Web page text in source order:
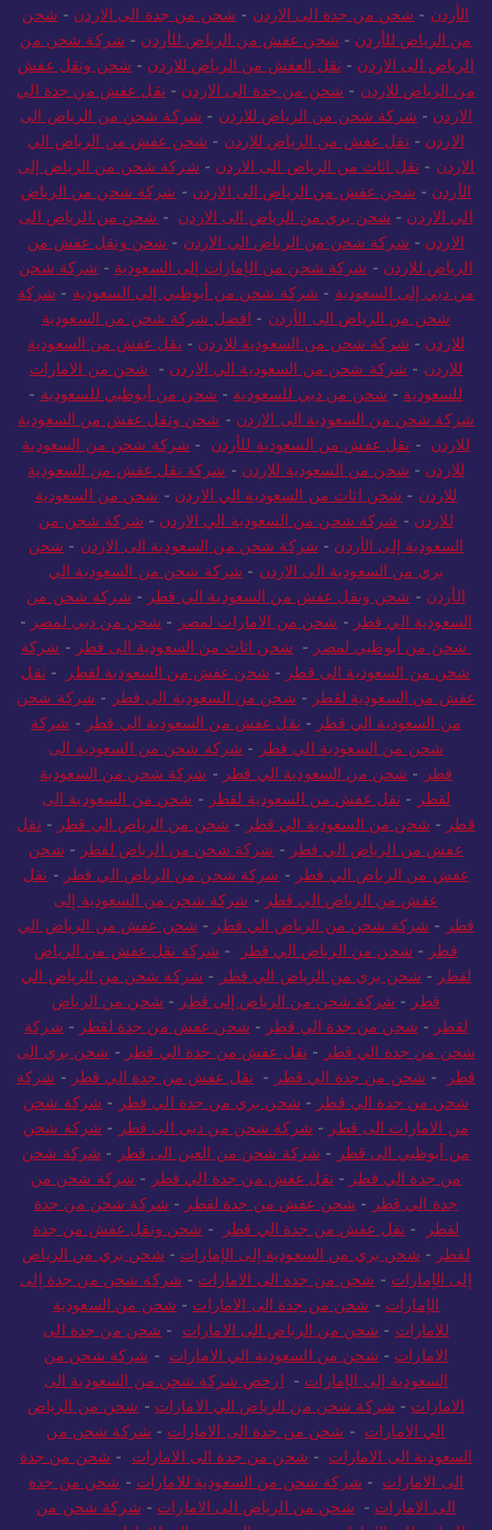
الأردن - شحن من جدة الى الاردن - شحن من جدة الى الاردن - شحن
من الرياض للأردن - شحن عفش من الرياض للأردن - شركة شحن من
الرياض الى الاردن - نقل العفش من الرياض للاردن - شحن ونقل عفش
من الرياض للاردن - شحن من جدة الى الاردن - نقل عفش من جدة الي
الاردن - شركة شحن من الرياض للاردن - شركة شحن من الرياض الى
الاردن - نقل عفش من الرياض للاردن - شحن عفش من الرياض الي
الاردن - نقل اثاث من الرياض الى الاردن - شركة شحن من الرياض إلى
الأردن - شحن عفش من الرياض الى الاردن - شركة شحن من الرياض
الي الاردن - شحن بري من الرياض الى الاردن - شحن من الرياض الى
الاردن - شركة شحن من الرياض الي الاردن - شحن ونقل عفش من
الرياض للاردن - شركة شحن من الإمارات إلى السعودية - شركة شحن
من دبي إلى السعودية - شركة شحن من أبوظبي إلى السعودية - شركة
شحن من الرياض الى الأردن - افضل شركة شحن من السعودية
للاردن - شركة شحن من السعودية للاردن - نقل عفش من السعودية
للاردن - شركة شحن من السعودية الي الاردن - شحن من الامارات
للسعودية - شحن من دبي للسعودية - شحن من أبوظبي للسعودية -
شركة شحن من السعودية الى الاردن - شحن ونقل عفش من السعودية
للاردن - نقل عفش من السعودية للأردن - شركة شحن من السعودية
للاردن - شحن من السعودية للاردن - شركة نقل عفش من السعودية
للاردن - شحن اثاث من السعودية الي الاردن - شحن من السعودية
للاردن - شركة شحن من السعودية الي الاردن - شركة شحن من
السعودية إلى الأردن - شركة شحن من السعودية الى الاردن - شحن
بري من السعودية الى الاردن - شركة شحن من السعودية الي
الأردن - شحن ونقل عفش من السعودية الي قطر - شركة شحن من
السعودية الي قطر - شحن من الامارات لمصر - شحن من دبي لمصر -
شحن من أبوظبي لمصر - شحن اثاث من السعودية الى قطر - شركة
شحن من السعودية الى قطر - شحن عفش من السعودية لقطر - نقل
عفش من السعودية لقطر - شحن من السعودية الى قطر - شركة شحن
من السعودية الي قطر - نقل عفش من السعودية الي قطر - شركة
شحن من السعودية الي قطر - شركة شحن من السعودية الى
قطر - شحن من السعودية الي قطر - شركة شحن من السعودية
لقطر - نقل عفش من السعودية لقطر - شحن من السعودية الى
قطر - شحن من السعودية الي قطر - شحن من الرياض الي قطر - نقل
عفش من الرياض الي قطر - شركة شحن من الرياض لقطر - شحن
عفش من الرياض الي قطر - شركة شحن من الرياض الي قطر - نقل
عفش من الرياض الي قطر - شركة شحن من السعودية إلى
قطر - شركة شحن من الرياض الي قطر - شحن عفش من الرياض الي
قطر - شحن من الرياض الي قطر - شركة نقل عفش من الرياض
لقطر - شحن بري من الرياض الي قطر - شركة شحن من الرياض الي
قطر - شركة شحن من الرياض إلى قطر - شحن من الرياض
لقطر - شحن من جدة الي قطر - شحن عفش من جدة لقطر - شركة
شحن من جدة الي قطر - نقل عفش من جدة الي قطر - شحن بري الى
قطر
- شحن من جدة الي قطر - نقل عفش من جدة الي قطر - شركة
شحن من جدة الي قطر - شحن بري من جدة الي قطر - شركة شحن
من الامارات الى قطر - شركة شحن من دبي الى قطر - شركة شحن
من أبوظبي الى قطر - شركة شحن من العين الى قطر - شركة شحن
من جدة الي قطر - نقل عفش من جدة الي قطر - شركة شحن من
جدة الي قطر - شحن عفش من جدة لقطر - شركة شحن من جدة
لقطر
- نقل عفش من جدة الي قطر - شحن ونقل عفش من جدة
لقطر - شحن بري من السعودية إلى الإمارات - شحن بري من الرياض
إلى الإمارات - شحن من جدة الى الامارات - شركة شحن من جدة إلى
الإمارات - شحن من جدة الى الامارات - شحن من السعودية
للامارات - شحن من الرياض الى الامارات - شحن من جدة الى
الامارات - شحن من السعودية الي الامارات - شركة شحن من
السعودية إلى الإمارات - ارخص شركة شحن من السعودية الى
الامارات - شركة شحن من الرياض الي الامارات - شحن من الرياض
الي الامارات - شحن من جدة الى الامارات - شركة شحن من
السعودية الى الامارات - شحن من جدة الى الامارات - شحن من جدة
الى الامارات - شركة شحن من السعودية للامارات - شحن من جدة
الى الامارات - شحن من الرياض الى الامارات - شركة شحن من